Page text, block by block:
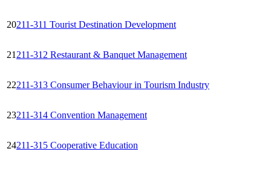
20211-311 Tourist Destination Development
21 211-312 Restaurant & Banquet Management
22211-313 Consumer Behaviour in Tourism Industry
23211-314 Convention Management
24211-315 Cooperative Education